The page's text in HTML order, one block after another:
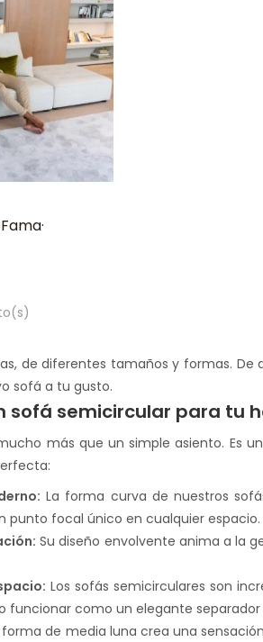
de diferentes tamaños y formas.
sofá a tu gusto.
sofá semicircular para tu
más que un simple asiento. Es
La forma curva de nuestros
punto focal único en cualquier espacio.
Su diseño envolvente anima a la
Los sofás semicirculares son
funcionar como un elegante
forma de media luna crea una